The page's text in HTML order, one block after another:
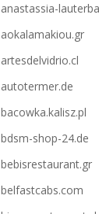
anastassia-
aokalamakiou.gr
artesdelvidrio.cl
autotermer.de
bacowka.kalisz.pl
bdsm-shop-24.de
bebisrestaurant.gr
belfastcabs.com